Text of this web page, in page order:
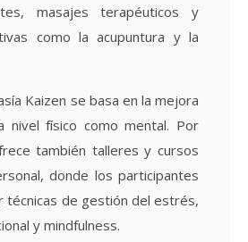
masajes terapéuticos y
como la acupuntura y la
Kaizen se basa en la mejora
nivel físico como mental. Por
también talleres y cursos
donde los participantes
técnicas de gestión del estrés,
y mindfulness.